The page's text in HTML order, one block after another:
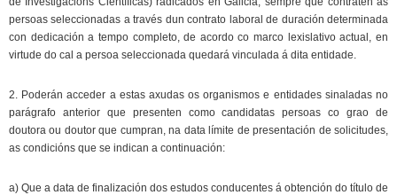
persoas seleccionadas a través dun contrato laboral de duración determinada
con dedicación a tempo completo, de acordo co marco lexislativo actual, en
virtude do cal a persoa seleccionada quedará vinculada á dita entidade.
2. Poderán acceder a estas axudas os organismos e entidades sinaladas no
parágrafo anterior que presenten como candidatas persoas co grao de
doutora ou doutor que cumpran, na data límite de presentación de solicitudes,
as condicións que se indican a continuación:
a) Que a data de finalización dos estudos conducentes á obtención do título de